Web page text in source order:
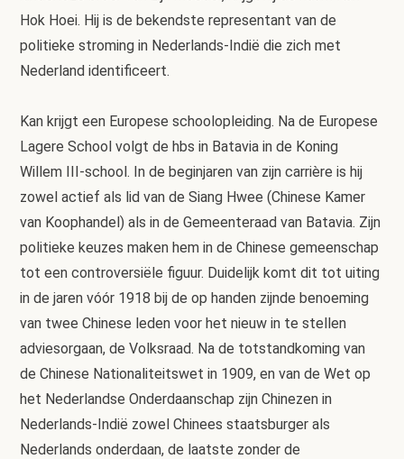
Hok Hoei. Hij is de bekendste representant van de
politieke stroming in Nederlands-Indië die zich met
Nederland identificeert.
Kan krijgt een Europese schoolopleiding. Na de Europese
Lagere School volgt de hbs in Batavia in de Koning
Willem III-school. In de beginjaren van zijn carrière is hij
zowel actief als lid van de Siang Hwee (Chinese Kamer
van Koophandel) als in de Gemeenteraad van Batavia. Zijn
politieke keuzes maken hem in de Chinese gemeenschap
tot een controversiële figuur. Duidelijk komt dit tot uiting
in de jaren vóór 1918 bij de op handen zijnde benoeming
van twee Chinese leden voor het nieuw in te stellen
adviesorgaan, de Volksraad. Na de totstandkoming van
de Chinese Nationaliteitswet in 1909, en van de Wet op
het Nederlandse Onderdaanschap zijn Chinezen in
Nederlands-Indië zowel Chinees staatsburger als
Nederlands onderdaan, de laatste zonder de